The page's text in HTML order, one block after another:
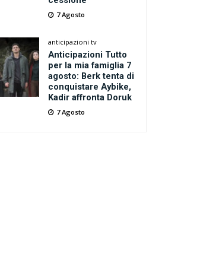
7 Agosto
anticipazioni tv
Anticipazioni Tutto
per la mia famiglia 7
agosto: Berk tenta di
conquistare Aybike,
Kadir affronta Doruk
7 Agosto